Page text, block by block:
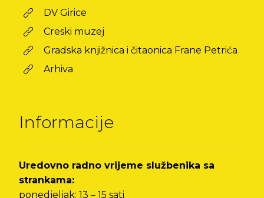
DV Girice
Creski muzej
Gradska knjižnica i čitaonica Frane Petrića
Arhiva
Informacije
Uredovno radno vrijeme službenika sa
strankama:
ponedjeljak: 13 – 15 sati